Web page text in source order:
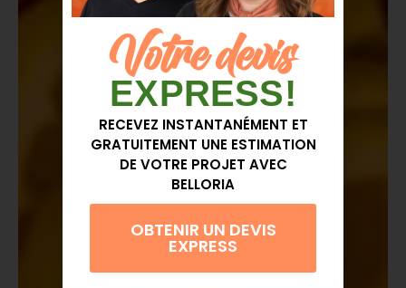
Votre devis
EXPRESS!
RECEVEZ INSTANTANÉMENT ET
GRATUITEMENT UNE ESTIMATION
DE VOTRE PROJET AVEC
BELLORIA
OBTENIR UN DEVIS
EXPRESS